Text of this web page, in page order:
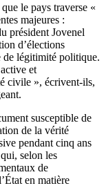
le pays traverse «
majeures :
président Jovenel
d’élections
de légitimité politique.
et
civile », écrivent-ils,
susceptible de
de la vérité
pendant cinq ans
selon les
de
en matière